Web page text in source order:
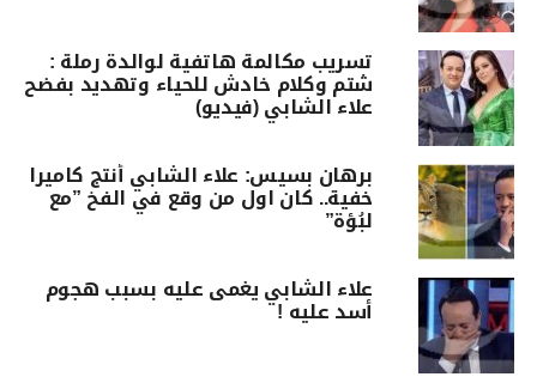
تسريب مكالمة هاتفية لوالدة رملة :
شتم وكلام خادش للحياء وتهديد بفضح
علاء الشابي (فيديو)
برهان بسيس: علاء الشابي أنتج كاميرا
خفية.. كان اول من وقع في الفخ ”مع
لبُؤة”
علاء الشابي يغمى عليه بسبب هجوم
أسد عليه !